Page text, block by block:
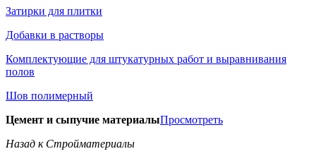
Затирки для плитки
Добавки в растворы
Комплектующие для штукатурных работ и выравнивания
полов
Шов полимерный
Цемент и сыпучие материалыПросмотреть
Назад к Стройматериалы